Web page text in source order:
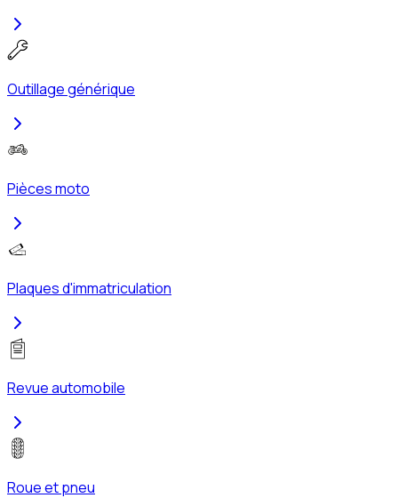
Outillage générique
Pièces moto
Plaques d'immatriculation
Revue automobile
Roue et pneu